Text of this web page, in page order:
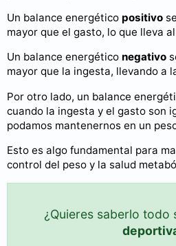
Un balance energético positivo
mayor que el gasto, lo que lleva
Un balance energético negativo
mayor que la ingesta, llevando a
Por otro lado, un balance
cuando la ingesta y el gasto son
podamos mantenernos en un
Esto es algo fundamental para
control del peso y la salud
¿Quieres saberlo todo